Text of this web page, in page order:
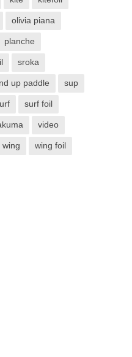
olivia piana
planche
sroka
up paddle sup
surf foil
video
wing wing foil